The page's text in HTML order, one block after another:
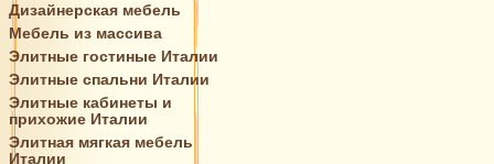
Дизайнерская мебель
Мебель из массива
Элитные гостиные Италии
Элитные спальни Италии
Элитные кабинеты и
прихожие Италии
Элитная мягкая мебель
Италии